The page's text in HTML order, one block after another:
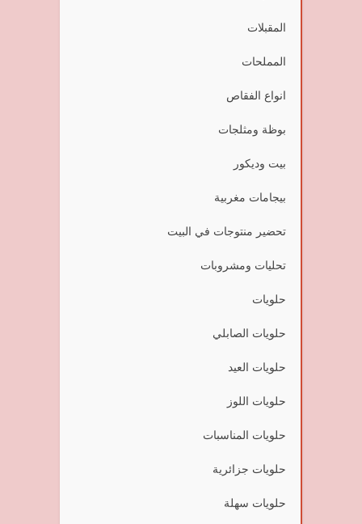
المقبلات
المملحات
انواع الفقاص
بوظة ومثلجات
بيت وديكور
بيجامات مغربية
تحضير منتوجات في البيت
تحليات ومشروبات
حلويات
حلويات الصابلي
حلويات العيد
حلويات اللوز
حلويات المناسبات
حلويات جزائرية
حلويات سهلة